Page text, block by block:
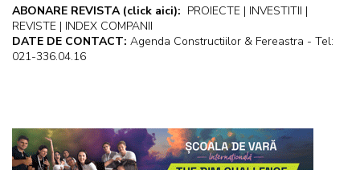
ABONARE REVISTA (click aici): PROIECTE | INVESTITII |
REVISTE | INDEX COMPANII
DATE DE CONTACT: Agenda Constructiilor & Fereastra - Tel:
021-336.04.16